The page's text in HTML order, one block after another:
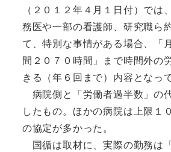
（２０１２年４月１日付）では
務医や一部の看護師、研究職ら
て、特別な事情がある場合、「
間２０７０時間」まで時間外の
きる（年６回まで）内容となっ
病院側と「労働者過半数」の
したもの。ほかの病院は上限１
の協定が多かった。
国循は取材に、実際の勤務は